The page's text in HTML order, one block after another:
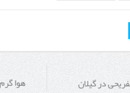
در گیلان هوا